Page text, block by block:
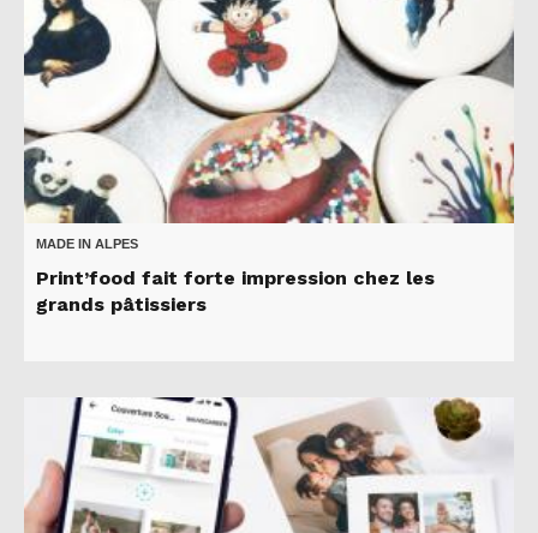
MADE IN ALPES
Print’food fait forte impression chez les
grands pâtissiers